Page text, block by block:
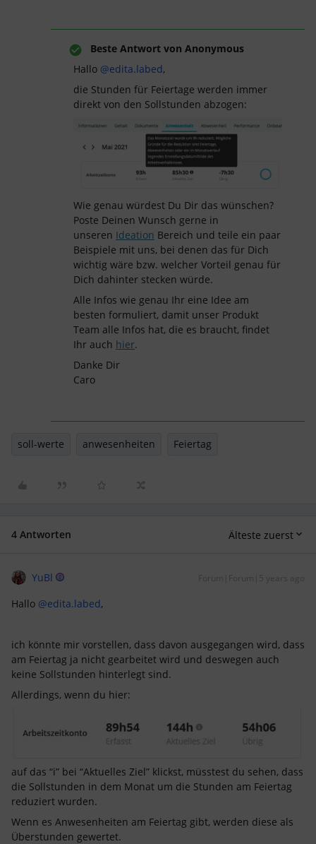
Beste Antwort von Anonymous
Hallo @edita.labed,
die Stunden für Feiertage werden immer
direkt von den Sollstunden abzogen:
Wie genau würdest Du Dir das wünschen?
Poste Deinen Wunsch gerne in
unseren Ideation Bereich und teile ein paar
Beispiele mit uns, bei denen das für Dich
wichtig wäre bzw. welcher Vorteil genau für
Dich dahinter stecken würde.
Alle Infos wie genau Ihr eine Idee am
besten formuliert, damit unser Produkt
Team alle Infos hat, die es braucht, findet
Ihr auch hier.
Danke Dir
Caro
soll-werte anwesenheiten Feiertag
4 Antworten Älteste zuerst
YuBl Forum|Forum|5 years ago
Hallo @edita.labed,
ich könnte mir vorstellen, dass davon ausgegangen wird, dass
am Feiertag ja nicht gearbeitet wird und deswegen auch
keine Sollstunden hinterlegt sind.
Allerdings, wenn du hier:
auf das “i” bei “Aktuelles Ziel” klickst, müsstest du sehen, dass
die Sollstunden in dem Monat um die Stunden am Feiertag
reduziert wurden.
Wenn es Anwesenheiten am Feiertag gibt, werden diese als
Überstunden gewertet.